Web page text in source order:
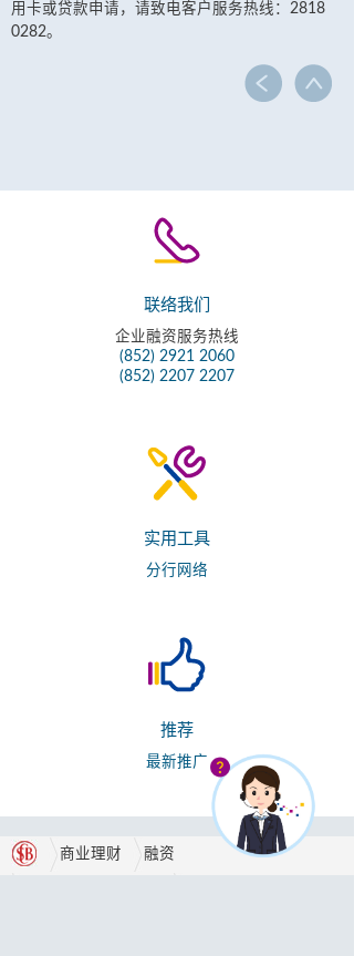
用卡或贷款申请，请致电客户服务热线：2818
0282。
联络我们
企业融资服务热线
(852) 2921 2060
(852) 2207 2207
实用工具
分行网络
推荐
最新推广
商业理财 融资